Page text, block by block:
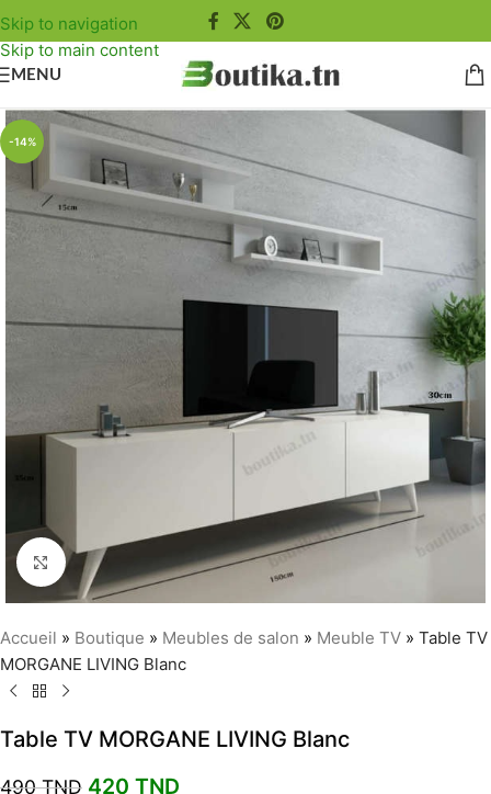
Skip to navigation
Skip to main content
MENU
-14%
Agrandir
Accueil » Boutique » Meubles de salon » Meuble TV » Table TV
MORGANE LIVING Blanc
Table TV MORGANE LIVING Blanc
490TND 420 TND